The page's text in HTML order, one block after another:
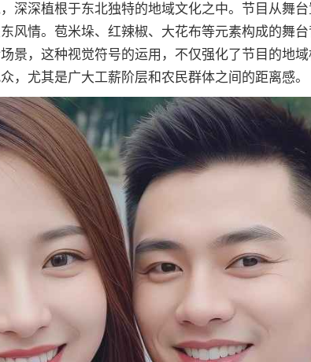
深深植根于东北独特的地域文化之中。节目从舞台
风情。苞米垛、红辣椒、大花布等元素构成的舞
景，这种视觉符号的运用，不仅强化了节目的地
，尤其是广大工薪阶层和农民群体之间的距离感。